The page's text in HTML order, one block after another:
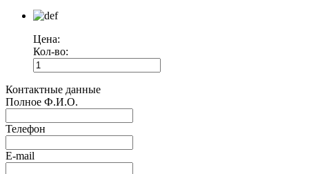
Цена:
Кол-во:
Контактные данные
Полное Ф.И.О.
Телефон
E-mail